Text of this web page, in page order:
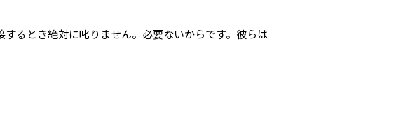
るとき絶対に叱りません。必要ないからです。彼らは